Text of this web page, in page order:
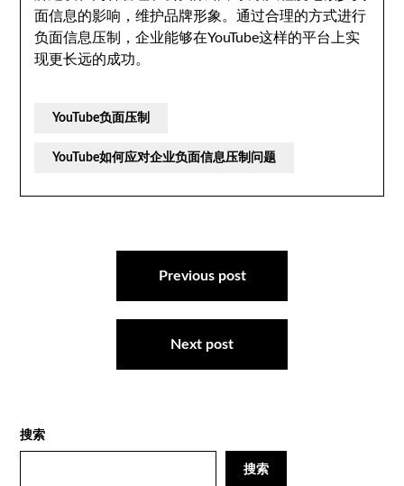
面信息的影响，维护品牌形象。通过合理的方式进行
负面信息压制，企业能够在YouTube这样的平台上实
现更长远的成功。
YouTube负面压制
YouTube如何应对企业负面信息压制问题
Previous post
Next post
搜索
搜索